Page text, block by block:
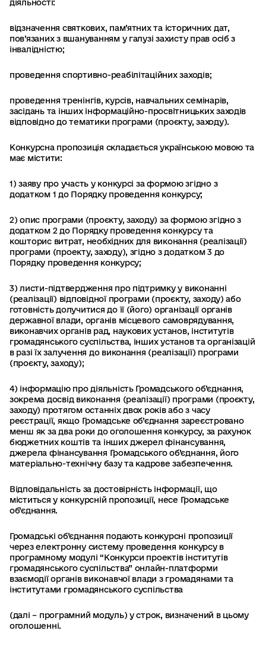
діяльності:
відзначення святкових, пам’ятних та історичних дат,
пов’язаних з вшануванням у галузі захисту прав осіб з
інвалідністю;
проведення спортивно-реабілітаційних заходів;
проведення тренінгів, курсів, навчальних семінарів,
засідань та інших інформаційно-просвітницьких заходів
відповідно до тематики програми (проєкту, заходу).
Конкурсна пропозиція складається українською мовою та
має містити:
1) заяву про участь у конкурсі за формою згідно з
додатком 1 до Порядку проведення конкурсу;
2) опис програми (проєкту, заходу) за формою згідно з
додатком 2 до Порядку проведення конкурсу та
кошторис витрат, необхідних для виконання (реалізації)
програми (проекту, заходу), згідно з додатком 3 до
Порядку проведення конкурсу;
3) листи-підтвердження про підтримку у виконанні
(реалізації) відповідної програми (проєкту, заходу) або
готовність долучитися до її (його) організації органів
державної влади, органів місцевого самоврядування,
виконавчих органів рад, наукових установ, інститутів
громадянського суспільства, інших установ та організацій
в разі їх залучення до виконання (реалізації) програми
(проєкту, заходу);
4) інформацію про діяльність Громадського об’єднання,
зокрема досвід виконання (реалізації) програми (проєкту,
заходу) протягом останніх двох років або з часу
реєстрації, якщо Громадське об’єднання зареєстровано
менш як за два роки до оголошення конкурсу, за рахунок
бюджетних коштів та інших джерел фінансування,
джерела фінансування Громадського об’єднання, його
матеріально-технічну базу та кадрове забезпечення.
Відповідальність за достовірність інформації, що
міститься у конкурсній пропозиції, несе Громадське
об’єднання.
Громадські об’єднання подають конкурсні пропозиції
через електронну систему проведення конкурсу в
програмному модулі “Конкурси проектів інститутів
громадянського суспільства” онлайн-платформи
взаємодії органів виконавчої влади з громадянами та
інститутами громадянського суспільства
(далі – програмний модуль) у строк, визначений в цьому
оголошенні.